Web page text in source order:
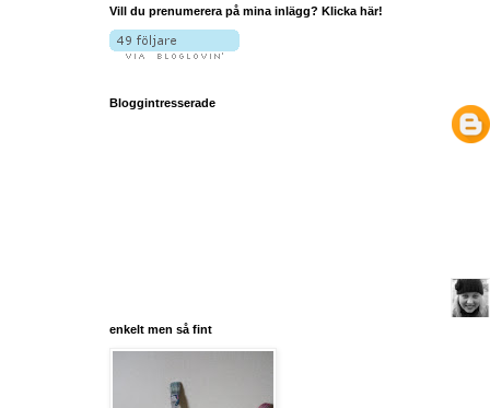
Vill du prenumerera på mina inlägg? Klicka här!
Bloggintresserade
enkelt men så fint